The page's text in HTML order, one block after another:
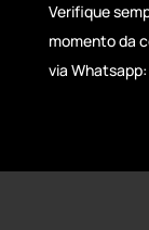
Verifique
momento da
via Whatsapp: